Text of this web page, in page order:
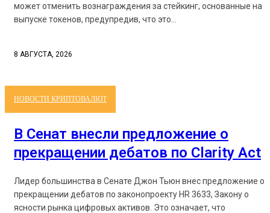
может отменить вознаграждения за стейкинг, основанные на
выпуске токенов, предупредив, что это...
8 АВГУСТА, 2026
НОВОСТИ КРИПТОВАЛЮТ
В Сенат внесли предложение о
прекращении дебатов по Clarity Act
Лидер большинства в Сенате Джон Тьюн внес предложение о
прекращении дебатов по законопроекту HR 3633, Закону о
ясности рынка цифровых активов. Это означает, что